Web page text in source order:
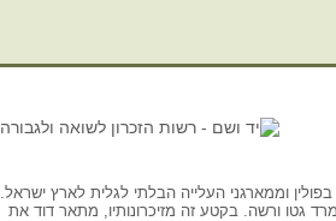
בפולין וממארגני העלייה הבלתי לגלית לארץ ישראל.
גטו ורשה. בקטע זה מזיכרונותיו, מתאר דוד את